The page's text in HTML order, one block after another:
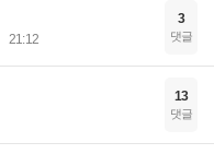
21:12
3
댓글
13
댓글